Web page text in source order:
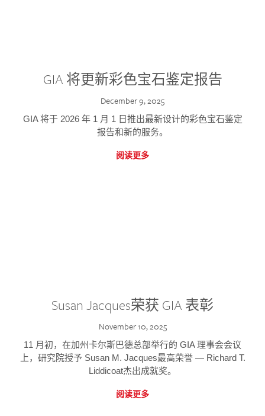
GIA 将更新彩色宝石鉴定报告
December 9, 2025
GIA 将于 2026 年 1 月 1 日推出最新设计的彩色宝石鉴定
报告和新的服务。
阅读更多
Susan Jacques荣获 GIA 表彰
November 10, 2025
11 月初，在加州卡尔斯巴德总部举行的 GIA 理事会会议
上，研究院授予 Susan M. Jacques最高荣誉 — Richard T.
Liddicoat杰出成就奖。
阅读更多